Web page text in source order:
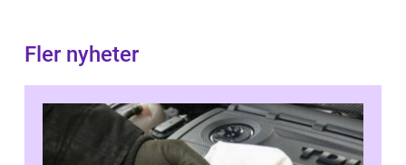
Fler nyheter